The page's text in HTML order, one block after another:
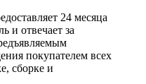
24 месяца
и отвечает за
покупателем всех
сборке и